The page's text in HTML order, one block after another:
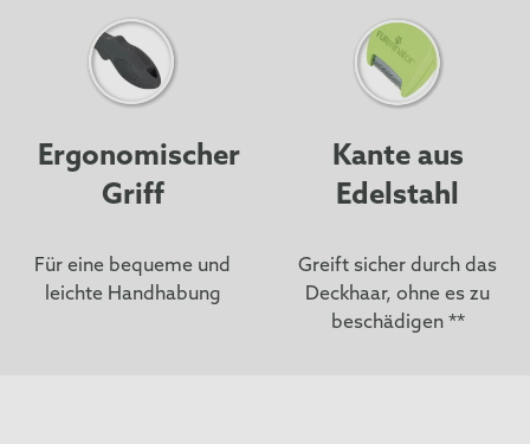
Ergonomischer
Griff
Für eine bequeme und
leichte Handhabung
Kante aus
Edelstahl
Greift sicher durch das
Deckhaar, ohne es zu
beschädigen **